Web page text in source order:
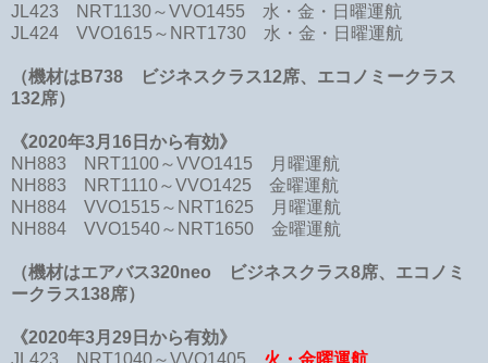
JL423 NRT1130～VVO1455 水・金・日曜運航
JL424 VVO1615～NRT1730 水・金・日曜運航
（機材はB738 ビジネスクラス12席、エコノミークラス
132席）
《2020年3月16日から有効》
NH883 NRT1100～VVO1415 月曜運航
NH883 NRT1110～VVO1425 金曜運航
NH884 VVO1515～NRT1625 月曜運航
NH884 VVO1540～NRT1650 金曜運航
（機材はエアバス320neo ビジネスクラス8席、エコノミ
ークラス138席）
《2020年3月29日から有効》
JL423 NRT1040～VVO1405 火・金曜運航